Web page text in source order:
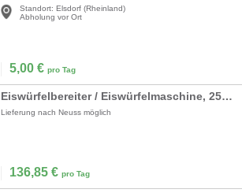
Standort: Elsdorf (Rheinland)
Abholung vor Ort
5,00 € pro Tag
Eiswürfelbereiter / Eiswürfelmaschine, 25 kg / Tag, inkl. 19% MwSt.
Lieferung nach Neuss möglich
136,85 € pro Tag